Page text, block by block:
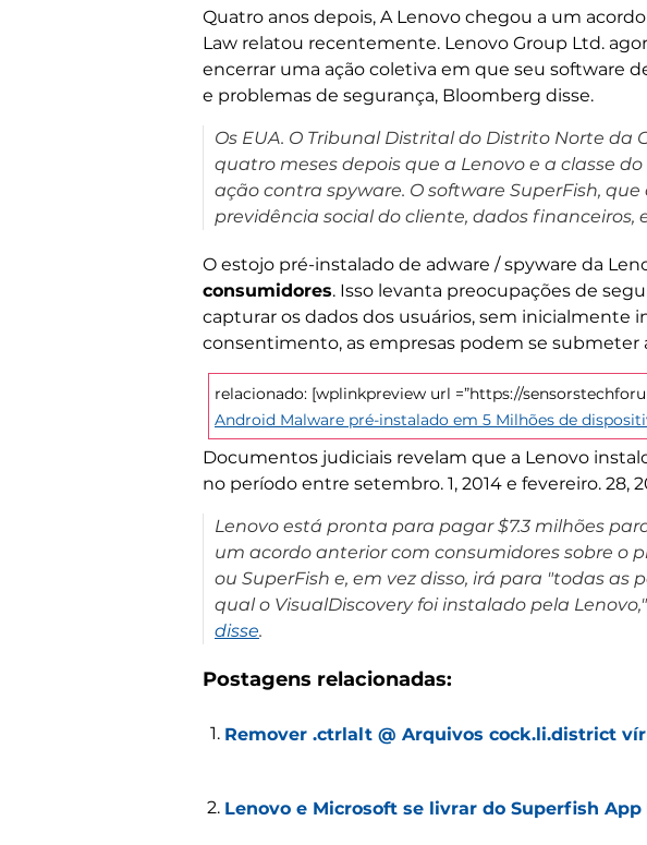
Quatro anos depois, A Lenovo chegou a um
Law relatou recentemente. Lenovo Group Ltd.
encerrar uma ação coletiva em que seu software
e problemas de segurança, Bloomberg disse.
Os EUA. O Tribunal Distrital do Distrito Norte
quatro meses depois que a Lenovo e a classe
ação contra spyware. O software SuperFish,
previdência social do cliente, dados
O estojo pré-instalado de adware / spyware da
consumidores. Isso levanta preocupações de
capturar os dados dos usuários, sem inicialmente
consentimento, as empresas podem se submeter
relacionado: [wplinkpreview url =”https://
Android Malware pré-instalado em 5 Milhões de
Documentos judiciais revelam que a Lenovo
no período entre setembro. 1, 2014 e fevereiro. 28,
Lenovo está pronta para pagar $7.3 milhões
um acordo anterior com consumidores sobre o
ou SuperFish e, em vez disso, irá para "todas
qual o VisualDiscovery foi instalado pela
disse.
Postagens relacionadas:
Remover .ctrlalt @ Arquivos cock.li.district
Lenovo e Microsoft se livrar do Superfish App